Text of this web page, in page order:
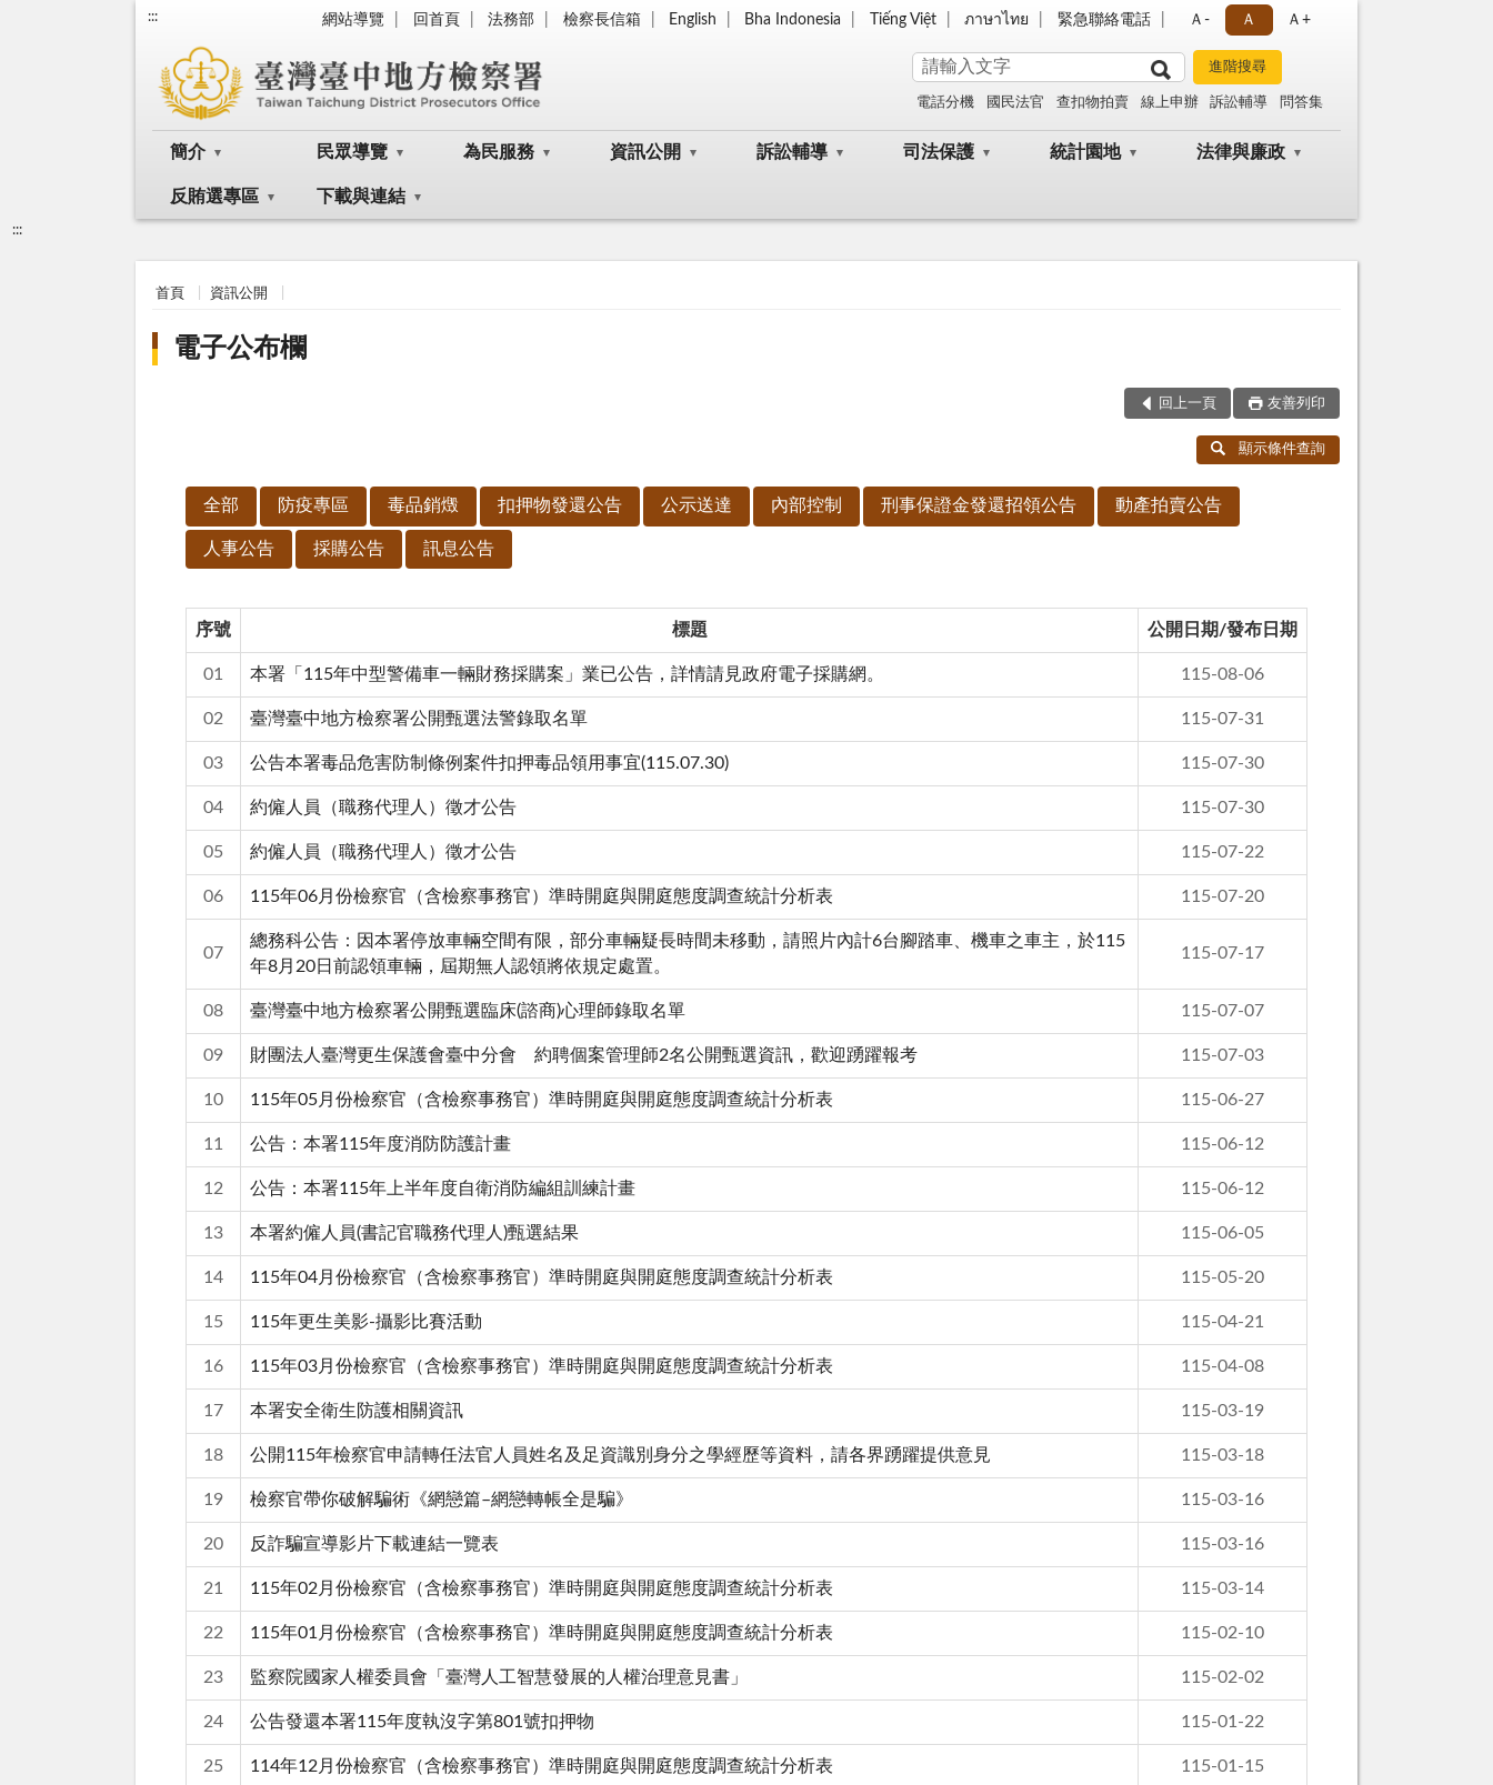
::: 網站導覽 回首頁 法務部 檢察長信箱 English Bha Indonesia Tiếng Việt ภาษาไทย 緊急聯絡電話 Ａ- Ａ Ａ+
電話分機 國民法官 查扣物拍賣 線上申辦 訴訟輔導 問答集
簡介 民眾導覽 為民服務 資訊公開 訴訟輔導 司法保護 統計園地 法律與廉政
反賄選專區 下載與連結
:::
首頁 資訊公開
電子公布欄
回上一頁 友善列印
顯示條件查詢
全部 防疫專區 毒品銷燬 扣押物發還公告 公示送達 內部控制 刑事保證金發還招領公告 動產拍賣公告
人事公告 採購公告 訊息公告
序號 標題 公開日期/發布日期
01 本署「115年中型警備車一輛財務採購案」業已公告，詳情請見政府電子採購網。 115-08-06
02 臺灣臺中地方檢察署公開甄選法警錄取名單 115-07-31
03 公告本署毒品危害防制條例案件扣押毒品領用事宜(115.07.30) 115-07-30
04 約僱人員（職務代理人）徵才公告 115-07-30
05 約僱人員（職務代理人）徵才公告 115-07-22
06 115年06月份檢察官（含檢察事務官）準時開庭與開庭態度調查統計分析表 115-07-20
07
總務科公告：因本署停放車輛空間有限，部分車輛疑長時間未移動，請照片內計6台腳踏車、機車之車主，於115
年8月20日前認領車輛，屆期無人認領將依規定處置。
115-07-17
08 臺灣臺中地方檢察署公開甄選臨床(諮商)心理師錄取名單 115-07-07
09 財團法人臺灣更生保護會臺中分會 約聘個案管理師2名公開甄選資訊，歡迎踴躍報考 115-07-03
10 115年05月份檢察官（含檢察事務官）準時開庭與開庭態度調查統計分析表 115-06-27
11 公告：本署115年度消防防護計畫 115-06-12
12 公告：本署115年上半年度自衛消防編組訓練計畫 115-06-12
13 本署約僱人員(書記官職務代理人)甄選結果 115-06-05
14 115年04月份檢察官（含檢察事務官）準時開庭與開庭態度調查統計分析表 115-05-20
15 115年更生美影-攝影比賽活動 115-04-21
16 115年03月份檢察官（含檢察事務官）準時開庭與開庭態度調查統計分析表 115-04-08
17 本署安全衛生防護相關資訊 115-03-19
18 公開115年檢察官申請轉任法官人員姓名及足資識別身分之學經歷等資料，請各界踴躍提供意見 115-03-18
19 檢察官帶你破解騙術《網戀篇–網戀轉帳全是騙》 115-03-16
20 反詐騙宣導影片下載連結一覽表 115-03-16
21 115年02月份檢察官（含檢察事務官）準時開庭與開庭態度調查統計分析表 115-03-14
22 115年01月份檢察官（含檢察事務官）準時開庭與開庭態度調查統計分析表 115-02-10
23 監察院國家人權委員會「臺灣人工智慧發展的人權治理意見書」 115-02-02
24 公告發還本署115年度執沒字第801號扣押物 115-01-22
25 114年12月份檢察官（含檢察事務官）準時開庭與開庭態度調查統計分析表 115-01-15